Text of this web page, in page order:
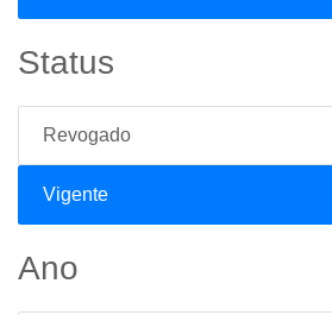
Status
Revogado
Vigente
Ano